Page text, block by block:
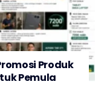
Produk
Pemula